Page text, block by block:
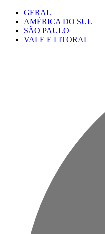
GERAL
AMÉRICA DO SUL
SÃO PAULO
VALE E LITORAL